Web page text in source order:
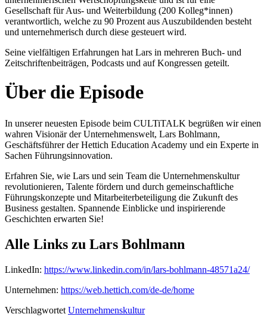
Gesellschaft für Aus- und Weiterbildung (200 Kolleg*innen)
verantwortlich, welche zu 90 Prozent aus Auszubildenden besteht
und unternehmerisch durch diese gesteuert wird.
Seine vielfältigen Erfahrungen hat Lars in mehreren Buch- und
Zeitschriftenbeiträgen, Podcasts und auf Kongressen geteilt.
Über die Episode
In unserer neuesten Episode beim CULTiTALK begrüßen wir einen
wahren Visionär der Unternehmenswelt, Lars Bohlmann,
Geschäftsführer der Hettich Education Academy und ein Experte in
Sachen Führungsinnovation.
Erfahren Sie, wie Lars und sein Team die Unternehmenskultur
revolutionieren, Talente fördern und durch gemeinschaftliche
Führungskonzepte und Mitarbeiterbeteiligung die Zukunft des
Business gestalten. Spannende Einblicke und inspirierende
Geschichten erwarten Sie!
Alle Links zu Lars Bohlmann
LinkedIn: https://www.linkedin.com/in/lars-bohlmann-48571a24/
Unternehmen: https://web.hettich.com/de-de/home
Verschlagwortet Unternehmenskultur